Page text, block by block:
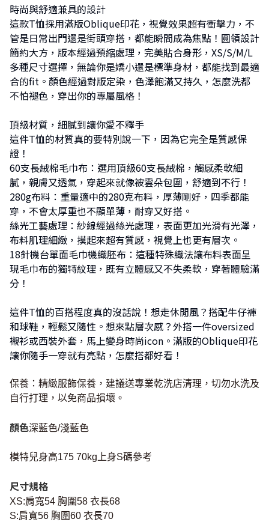
時尚與舒適兼具的設計
這款T恤採用滿版Oblique印花，視覺效果超有衝擊力，不
管是日常出門還是街頭穿搭，都能瞬間成為焦點！圓領設計
簡約大方，版本經過預縮處理，完美貼合身形，XS/S/M/L
多種尺寸選擇，無論你是嬌小還是標準身材，都能找到最適
合的fit。顏色經過對版定染，色澤飽滿又持久，怎麼洗都
不怕褪色，穿出你的專屬風格！
頂級材質，細膩到讓你愛不釋手
這件T恤的材質真的要特別說一下，因為它完全是質感保
證！
60支長絨棉毛巾布：選用頂級60支長絨棉，觸感柔軟細
膩，親膚又透氣，穿起來就像被雲朵包圍，舒適到不行！
280g布料：重量適中的280克布料，厚薄剛好，四季都能
穿，不會太厚重也不顯單薄，耐穿又好搭。
絲光工藝處理：紗線經過絲光處理，表面更加光滑有光澤，
布料肌理細緻，摸起來超有質感，視覺上也更有層次。
18針機台單面毛巾機織胚布：這種特殊織法讓布料表面呈
現毛巾布的獨特紋理，既有立體感又不失柔軟，穿著體驗滿
分！
這件T恤的百搭程度真的沒話說！想走休閒風？搭配牛仔褲
和球鞋，輕鬆又隨性。想來點層次感？外搭一件oversized
襯衫或西裝外套，馬上變身時尚icon。滿版的Oblique印花
讓你隨手一穿就有亮點，怎麼搭都好看！
保養：精緻服飾保養，建議送專業乾洗店清理，切勿水洗及
自行打理，以免商品損壞。
顏色深藍色/淺藍色
模特兒身高175 70kg上身S碼參考
尺寸規格
XS:肩寬54 胸圍58 衣長68
S:肩寬56 胸圍60 衣長70